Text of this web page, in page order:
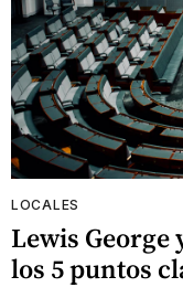
LOCALES
Lewis
los 5 puntos